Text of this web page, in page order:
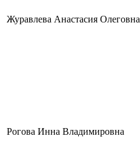
Журавлева Анастасия Олеговна
Рогова Инна Владимировна